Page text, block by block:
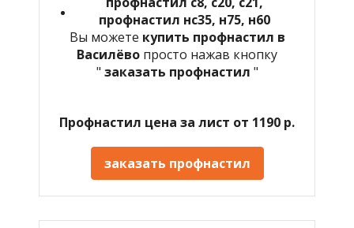
профнастил нс35, н75, н60
Вы можете купить профнастил в
Василёво просто нажав кнопку
" заказать профнастил "
Профнастил цена за лист от 1190 р.
заказать профнастил